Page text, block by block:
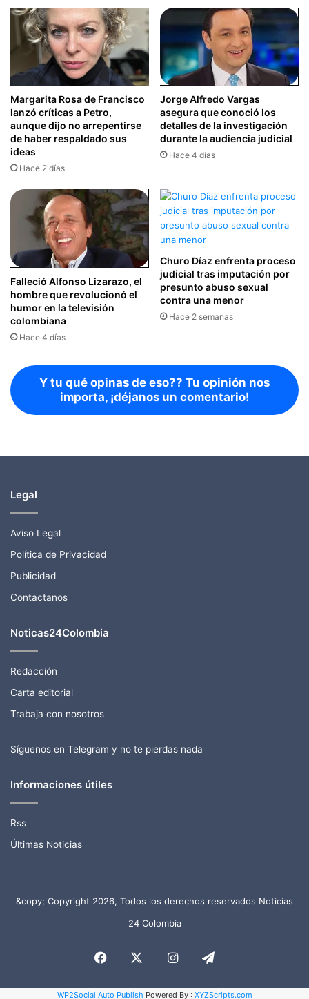
Margarita Rosa de Francisco
lanzó críticas a Petro,
aunque dijo no arrepentirse
de haber respaldado sus
ideas
Hace 2 días
Jorge Alfredo Vargas
asegura que conoció los
detalles de la investigación
durante la audiencia judicial
Hace 4 días
Falleció Alfonso Lizarazo, el
hombre que revolucionó el
humor en la televisión
colombiana
Hace 4 días
Churo Díaz enfrenta proceso
judicial tras imputación por
presunto abuso sexual
contra una menor
Hace 2 semanas
Y tu qué opinas de eso?? Tu opinión nos
importa, ¡déjanos un comentario!
Legal
Aviso Legal
Política de Privacidad
Publicidad
Contactanos
Noticas24Colombia
Redacción
Carta editorial
Trabaja con nosotros
Síguenos en Telegram y no te pierdas nada
Informaciones útiles
Rss
Últimas Noticias
&copy; Copyright 2026, Todos los derechos reservados Noticias
24 Colombia
Facebook InstagramTelegram
WP2Social Auto Publish Powered By : XYZScripts.com